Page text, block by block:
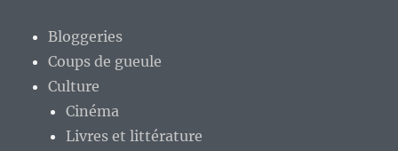
Bloggeries
Coups de gueule
Culture
Cinéma
Livres et littérature